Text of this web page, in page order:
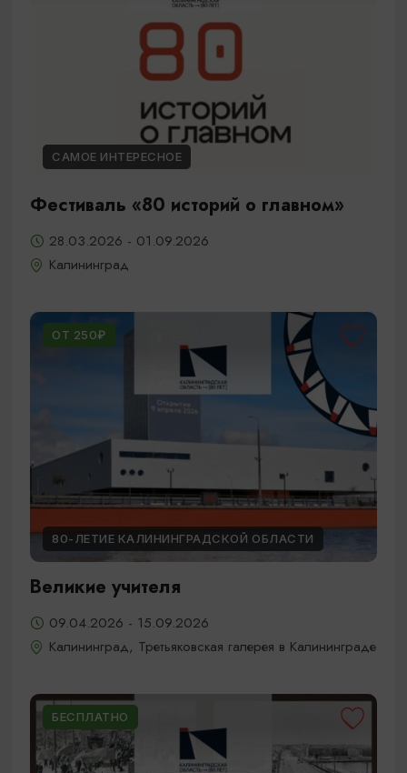
САМОЕ ИНТЕРЕСНОЕ
Фестиваль «80 историй о главном»
28.03.2026 - 01.09.2026
Калининград
ОТ 250₽
80-ЛЕТИЕ КАЛИНИНГРАДСКОЙ ОБЛАСТИ
Великие учителя
09.04.2026 - 15.09.2026
Калининград, Третьяковская галерея в Калининграде
БЕСПЛАТНО